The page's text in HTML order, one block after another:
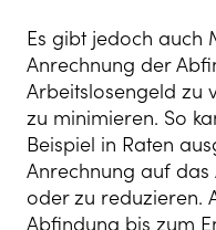
Es gibt jedoch auch
Anrechnung der
Arbeitslosengeld zu
zu minimieren. So
Beispiel in Raten
Anrechnung auf das
oder zu reduzieren.
Abfindung bis zum